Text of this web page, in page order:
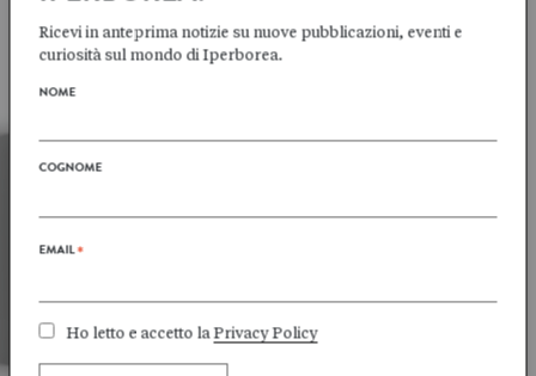
una fallita car…
p…
Ricevi in anteprima notizie su nuove pubblicazioni, eventi e
curiosità sul mondo di Iperborea.
NOME
COGNOME
EMAIL*
Ho letto e accetto laPrivacy Policy